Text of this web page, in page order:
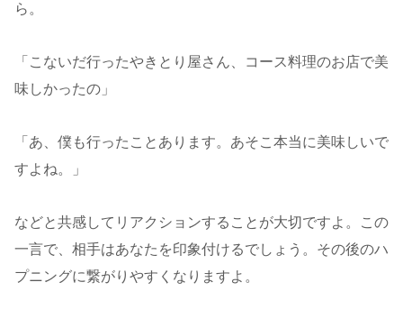
ら。
「こないだ行ったやきとり屋さん、コース料理のお店で美
味しかったの」
「あ、僕も行ったことあります。あそこ本当に美味しいで
すよね。」
などと共感してリアクションすることが大切ですよ。この
一言で、相手はあなたを印象付けるでしょう。その後のハ
プニングに繋がりやすくなりますよ。